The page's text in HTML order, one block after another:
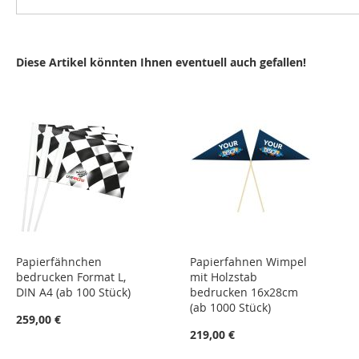
Diese Artikel könnten Ihnen eventuell auch gefallen!
Papierfähnchen
bedrucken Format L,
DIN A4 (ab 100 Stück)
259,00 €
Papierfahnen Wimpel
mit Holzstab
bedrucken 16x28cm
(ab 1000 Stück)
219,00 €